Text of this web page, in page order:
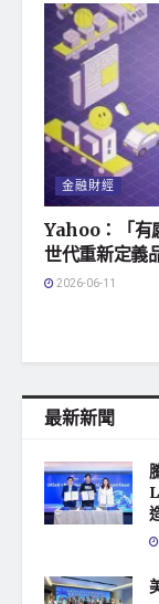
金融財經
Yahoo：「有
世代重新定義
2026-06-11
最新新聞